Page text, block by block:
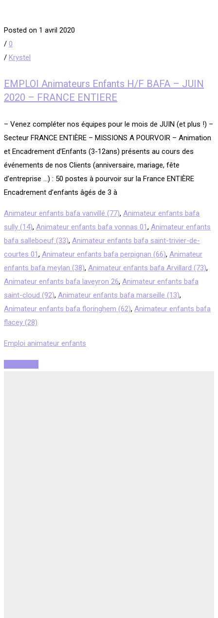
Posted on 1 avril 2020
/ 0
/ Krystel
EMPLOI Animateurs Enfants H/F BAFA – JUIN
2020 – FRANCE ENTIERE
– Venez compléter nos équipes pour le mois de JUIN (et plus !) –
Secteur FRANCE ENTIÈRE – MISSIONS A POURVOIR – Animation
et Encadrement d’Enfants (3-12ans) présents au cours des
événements de nos Clients (anniversaire, mariage, fête
d’entreprise …) : 50 postes à pourvoir sur la France ENTIÈRE
Encadrement d’enfants âgés de 3 à
Animateur enfants bafa vanvillé (77), Animateur enfants bafa
sully (14), Animateur enfants bafa vonnas 01, Animateur enfants
bafa salleboeuf (33), Animateur enfants bafa saint-trivier-de-
courtes 01, Animateur enfants bafa perpignan (66), Animateur
enfants bafa meylan (38), Animateur enfants bafa Arvillard (73),
Animateur enfants bafa laveyron 26, Animateur enfants bafa
saint-cloud (92), Animateur enfants bafa marseille (13),
Animateur enfants bafa floringhem (62), Animateur enfants bafa
flacey (28)
Emploi animateur enfants